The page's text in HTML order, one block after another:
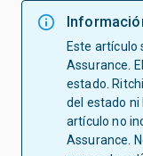
Este artículo
Assurance.
estado.
del estado ni
artículo no
Assurance.